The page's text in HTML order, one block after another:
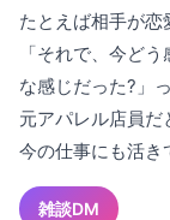
たとえば相手が恋
「それで、今ど
な感じだった?」
元アパレル店員だ
今の仕事にも活き
雑談DM